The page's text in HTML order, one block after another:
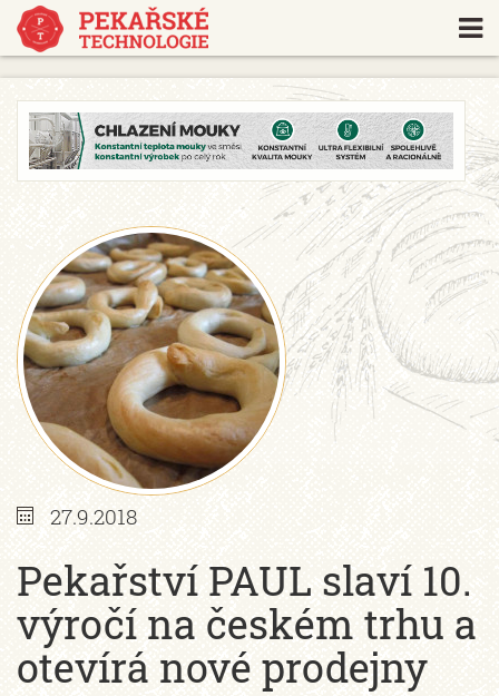
https://www.traditionrolex.com/18
27.9.2018
Pekařství PAUL slaví 10.
výročí na českém trhu a
otevírá nové prodejny